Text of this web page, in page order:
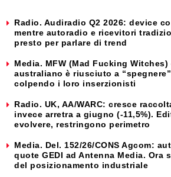
Radio. Audiradio Q2 2026: device
mentre autoradio e ricevitori
presto per parlare di trend
Media. MFW (Mad Fucking
australiano è riusciuto a
colpendo i loro inserzionisti
Radio. UK, AA/WARC: cresce
invece arretra a giugno (-11,5%).
evolvere, restringono perimetro
Media. Del. 152/26/CONS Agcom:
quote GEDI ad Antenna Media. Ora
del posizionamento industriale